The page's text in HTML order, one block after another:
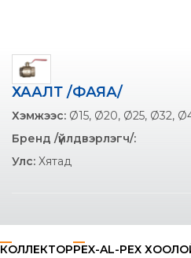
ХААЛТ /ФАЯА/
Хэмжээс: Ø15, Ø20, Ø25, Ø32,
Бренд /үйлдвэрлэгч/:
Улс: Хятад
КОЛЛЕКТОРPEX-AL-PEX